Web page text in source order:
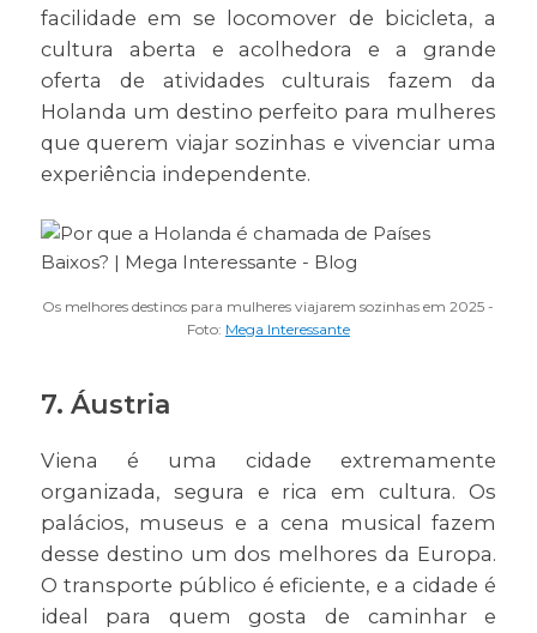
facilidade em se locomover de bicicleta, a
cultura aberta e acolhedora e a grande
oferta de atividades culturais fazem da
Holanda um destino perfeito para mulheres
que querem viajar sozinhas e vivenciar uma
experiência independente.
Os melhores destinos para mulheres viajarem sozinhas em 2025 -
Foto: Mega Interessante
7. Áustria
Viena é uma cidade extremamente
organizada, segura e rica em cultura. Os
palácios, museus e a cena musical fazem
desse destino um dos melhores da Europa.
O transporte público é eficiente, e a cidade é
ideal para quem gosta de caminhar e